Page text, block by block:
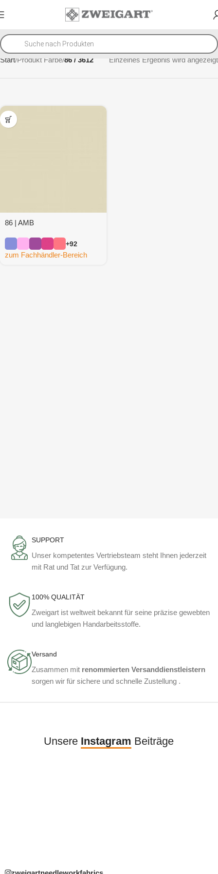
Start Produkt Farbe 86 / 3612 Einzelnes Ergebnis wird angezeigt
86 | AMB
+92
zum Fachhändler-Bereich
SUPPORT
Unser kompetentes Vertriebsteam steht Ihnen jederzeit
mit Rat und Tat zur Verfügung.
100% QUALITÄT
Zweigart ist weltweit bekannt für seine präzise gewebten
und langlebigen Handarbeitsstoffe.
Versand
Zusammen mit renommierten Versanddienstleistern
sorgen wir für sichere und schnelle Zustellung .
Unsere Instagram Beiträge